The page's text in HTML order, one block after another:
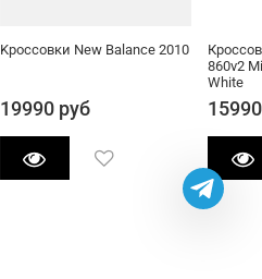
Kроссовки New Balance 2010
19990 руб
860v2
White